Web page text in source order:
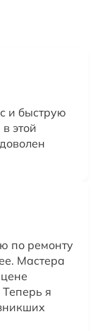
и быструю
этой
по ремонту
Мастера
я